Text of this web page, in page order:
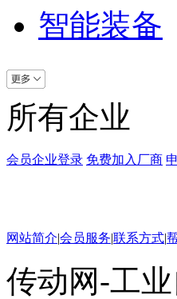
智能装备
所有企业
会员企业登录 免费加入厂商
网站简介|会员服务|联系方式|
传动网-工